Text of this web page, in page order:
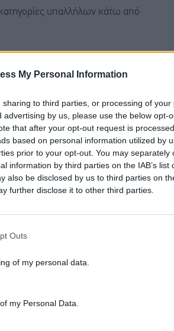
My Personal Information
to third parties, or processing of your
by us, please use the below opt-
that after your opt-out request is
based on personal information utilized by
prior to your opt-out. You may separately
information by third parties on the IAB’s list
also be disclosed by us to third parties on
further disclose it to other third parties.
Outs
of my personal data.
my Personal Data.
υπαλλήλων κάτω από
Τράπεζα απεργούμε και ζητάμε:
Συμβάσεις με αναγνώριση
στις εν ισχύ Συλλογικές
για την αλλαγή του
εργαζομένων